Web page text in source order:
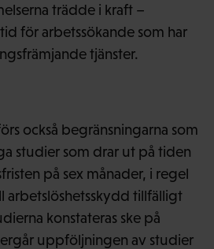
trädde i kraft –
för arbetssökande som har
tjänster.
också begränsningarna som
studier som drar ut på tiden
på sex månader, i regel
arbetslöshetsskydd tillfälligt
konstateras ske på
uppföljningen av studier